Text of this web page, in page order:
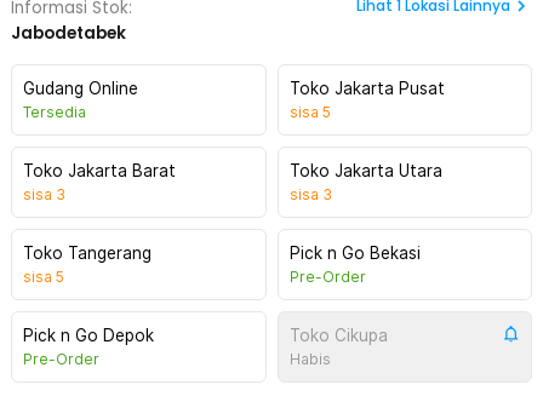
Informasi Stok:
Jabodetabek
Lihat 1Lokasi Lainnya
Gudang Online
Tersedia
Toko Jakarta Pusat
sisa 5
Toko Jakarta Barat
sisa 3
Toko Jakarta Utara
sisa 3
Toko Tangerang
sisa 5
Pick n Go Bekasi
Pre-Order
Pick n Go Depok
Pre-Order
Toko Cikupa
Habis